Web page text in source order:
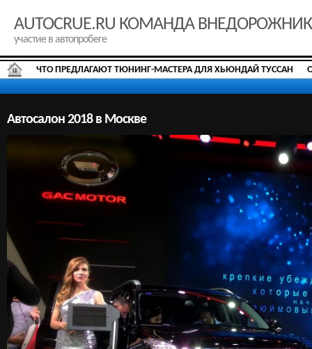
AUTOCRUE.RU КОМАНДА
участие в автопробеге
ЧТО ПРЕДЛАГАЮТ ТЮНИНГ-МАСТЕРА ДЛЯ ХЬЮНДАЙ ТУССАН
Автосалон 2018 в Москве